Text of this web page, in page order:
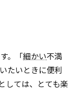
。「細かい不満
たいときに便利
しては、とても楽